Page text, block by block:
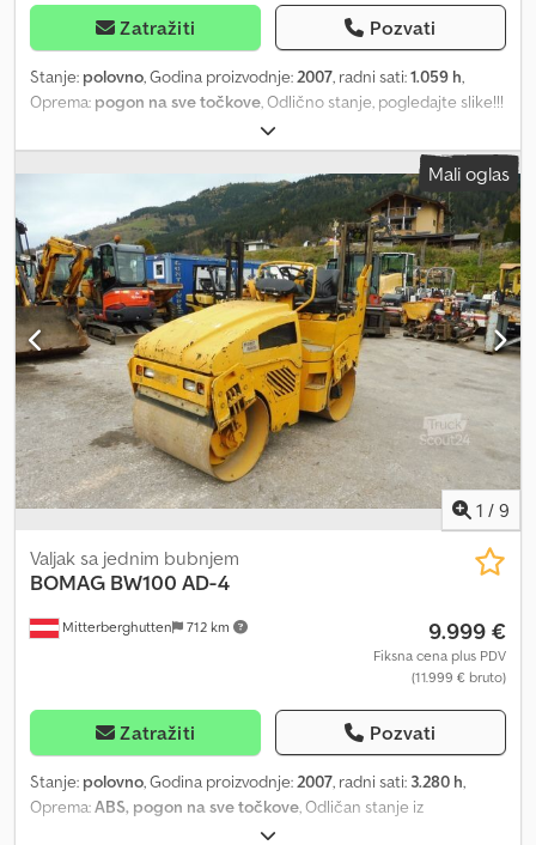
Zatražiti Pozvati
Stanje: polovno, Godina proizvodnje:2007, radni sati:1.059 h,
Oprema: pogon na sve točkove, Odlično stanje, pogledajte slike!!!
Svi podaci su bez garancije!!! Lokacija: 5662 Hauserdorf, Bacherstr.
1 Dodpfjy R Sb Usx Andock
Mali oglas
1 / 9
Mitterberghutten 712 km
Valjak sa jednim bubnjem
BOMAG BW100 AD-4
9.999 €
Fiksna cena plus PDV
(11.999 € bruto)
Zatražiti Pozvati
Stanje: polovno, Godina proizvodnje:2007, radni sati: 3.280 h,
Oprema:ABS, pogon na sve točkove, Odličan stanje iz
Švajcarske!!! Sve informacije su bez garancije!!! Lokacija: 5662